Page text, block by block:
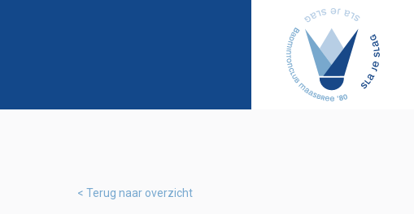
Terug naar overzicht